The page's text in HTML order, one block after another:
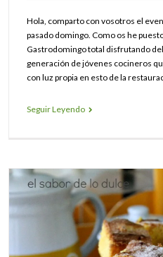
Hola, comparto con vosotros el
pasado domingo. Como os he
Gastrodomingo total disfrutando
generación de jóvenes cocineros
con luz propia en esto de la
Seguir Leyendo